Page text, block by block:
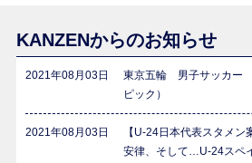
KANZENからのお知らせ
2021年08月03日
東京五輪 男子サッカー
ピック）
2021年08月03日
【U-24日本代表スタメ
安律、そして…U-24スペ